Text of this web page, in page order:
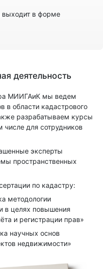
выходит в форме
деятельность
МИИГАиК мы ведем
в области кадастрового
разрабатываем курсы
для сотрудников
эксперты
пространственных
по кадастру:
методологии
в целях повышения
и регистрации прав»
научных основ
недвижимости»